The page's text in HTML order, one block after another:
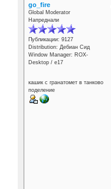
go_fire
Global Moderator
Напреднали
Публикации: 9127
Distribution: Дебиан Сид
Window Manager: ROX-
Desktop / е17
кашик с гранатомет в танково
поделение